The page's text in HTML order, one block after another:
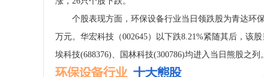
个股表现方面，环保设备行业当日领跌股为青达环保
万元。华宏科技（002645）以下跌8.21%紧随其后，该
埃科技(688376)、国林科技(300786)均进入当日熊股之列